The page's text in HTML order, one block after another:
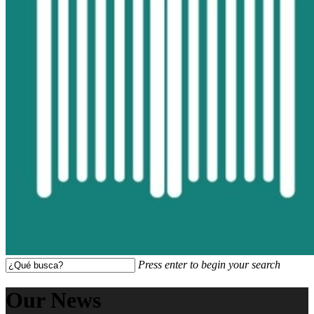
Press enter to begin your search
Search
Our News